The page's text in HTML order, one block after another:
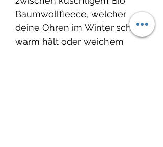
Baumwollfleece, welcher
deine Ohren im Winter schön
warm hält oder weichem